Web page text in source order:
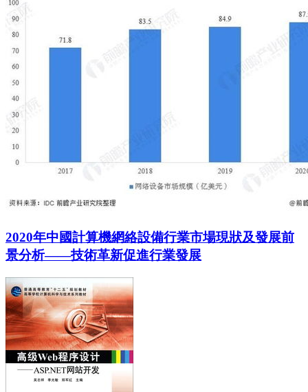
2020年中國計算機網絡設備行業市場現狀及發展前
景分析——技術革新促進行業發展